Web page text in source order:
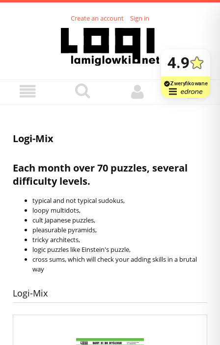
Create an account Sign in
Logi-Mix
Each month over 70 puzzles, several
difficulty levels.
typical and not typical sudokus,
loopy multidots,
cult Japanese puzzles,
pleasurable pyramids,
tricky architects,
logic puzzles like Einstein's puzzle,
cross sums, which will check your adding skills in a brutal
way
Logi-Mix